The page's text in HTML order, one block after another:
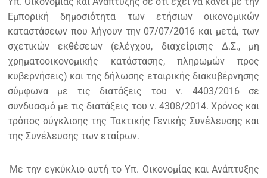
Εμπορική δημοσιότητα των ετήσιων οικονομικών
καταστάσεων που λήγουν την 07/07/2016 και μετά, των
σχετικών εκθέσεων (ελέγχου, διαχείρισης Δ.Σ., μη
χρηματοοικονομικής κατάστασης, πληρωμών προς
κυβερνήσεις) και της δήλωσης εταιρικής διακυβέρνησης
σύμφωνα με τις διατάξεις του ν. 4403/2016 σε
συνδυασμό με τις διατάξεις του ν. 4308/2014. Χρόνος και
τρόπος σύγκλισης της Τακτικής Γενικής Συνέλευσης και
της Συνέλευσης των εταίρων.
Με την εγκύκλιο αυτή το Υπ. Οικονομίας και Ανάπτυξης